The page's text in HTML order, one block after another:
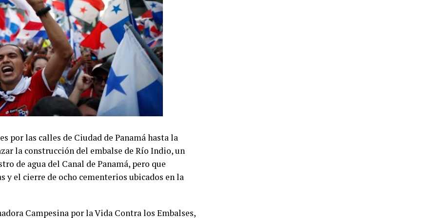
en 2012 a 7.1 % en 2025, mientras que los
de 18.7 % a 11.7 % en el mismo período.
a la amplia cantidad de incentivos y
que Panamá mantiene una de las cargas
beneficios fiscales otorgados a sectores como
Pacífico, el turismo, las empresas
Publio R. Cortés Carvajal, calificó el
de exonerados fiscales», al considerar
sobre su impacto económico y
por las calles de Ciudad de Panamá hasta la
la construcción del embalse de Río Indio, un
de agua del Canal de Panamá, pero que
el cierre de ocho cementerios ubicados en la
Campesina por la Vida Contra los Embalses,